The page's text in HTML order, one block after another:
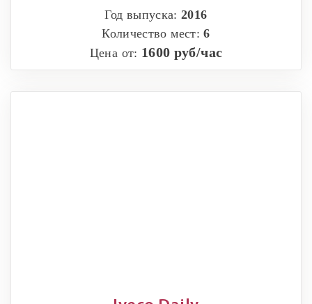
Год выпуска:2016
Количество мест:6
Цена от: 1600 руб/час